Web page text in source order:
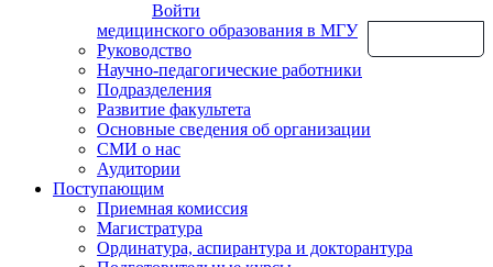
Войти
медицинского образования в МГУ
Руководство
Научно-педагогические работники
Подразделения
Развитие факультета
Основные сведения об организации
СМИ о нас
Аудитории
Поступающим
Приемная комиссия
Магистратура
Ординатура, аспирантура и докторантура